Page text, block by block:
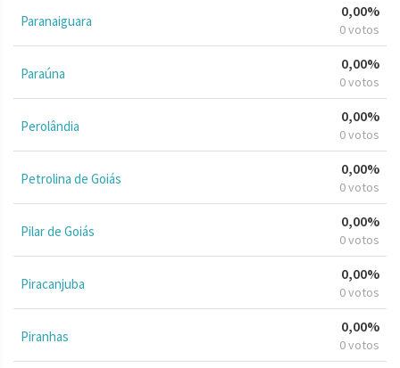
Paranaiguara
0,00%
0 votos
Paraúna
0,00%
0 votos
Perolândia
0,00%
0 votos
Petrolina de Goiás
0,00%
0 votos
Pilar de Goiás
0,00%
0 votos
Piracanjuba
0,00%
0 votos
Piranhas
0,00%
0 votos